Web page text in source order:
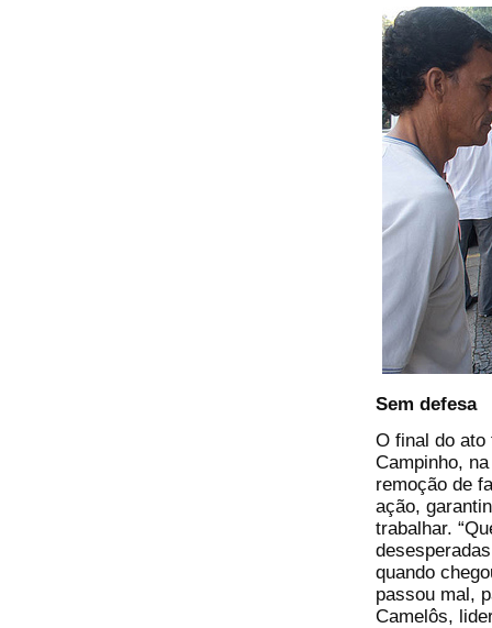
Sem defesa
O final do ato
Campinho,
remoção de
ação,
trabalhar.
quando
passou mal,
Camelôs,